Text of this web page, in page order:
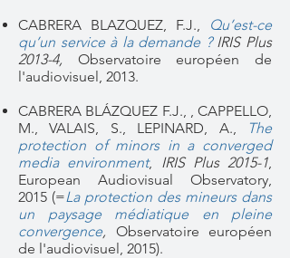
CABRERA BLAZQUEZ, F.J.,
Qu’est-ce
qu’un service à la demande ? IRIS Plus
2013-4, Observatoire européen de
l'audiovisuel, 2013.
CABRERA BLÁZQUEZ F.J., , CAPPELLO,
M., VALAIS, S., LEPINARD, A.,
The
protection of minors in a converged
media environment, IRIS Plus 2015-1,
European Audiovisual Observatory,
2015 (=La protection des mineurs dans
un paysage médiatique en pleine
convergence, Observatoire européen
de l'audiovisuel, 2015).